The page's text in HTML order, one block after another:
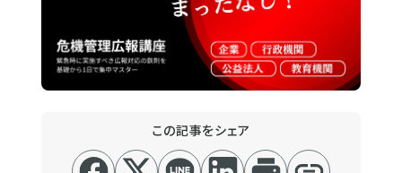
この記事をシェア